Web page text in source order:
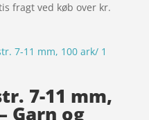
fragt ved køb over kr.
7-11 mm, 100 ark/ 1
7-11 mm,
Garn og